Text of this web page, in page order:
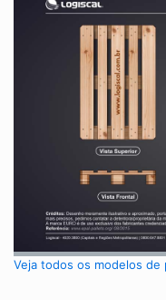
Veja todos os modelos de